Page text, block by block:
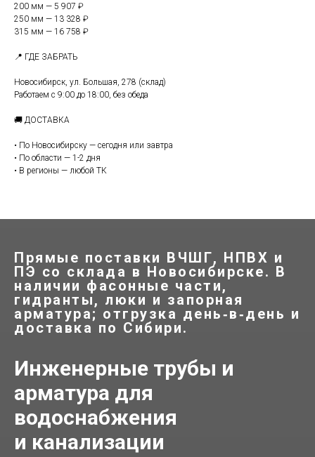
200 мм — 5 907 ₽
250 мм — 13 328 ₽
315 мм — 16 758 ₽
📍 ГДЕ ЗАБРАТЬ
Новосибирск, ул. Большая, 278 (склад)
Работаем с 9:00 до 18:00, без обеда
🚚 ДОСТАВКА
• По Новосибирску — сегодня или завтра
• По области — 1-2 дня
• В регионы — любой ТК
Прямые поставки ВЧШГ, НПВХ и
ПЭ со склада в Новосибирске. В
наличии фасонные части,
гидранты, люки и запорная
арматура; отгрузка день‑в‑день и
доставка по Сибири.
Инженерные трубы и
арматура для
водоснабжения
и канализации